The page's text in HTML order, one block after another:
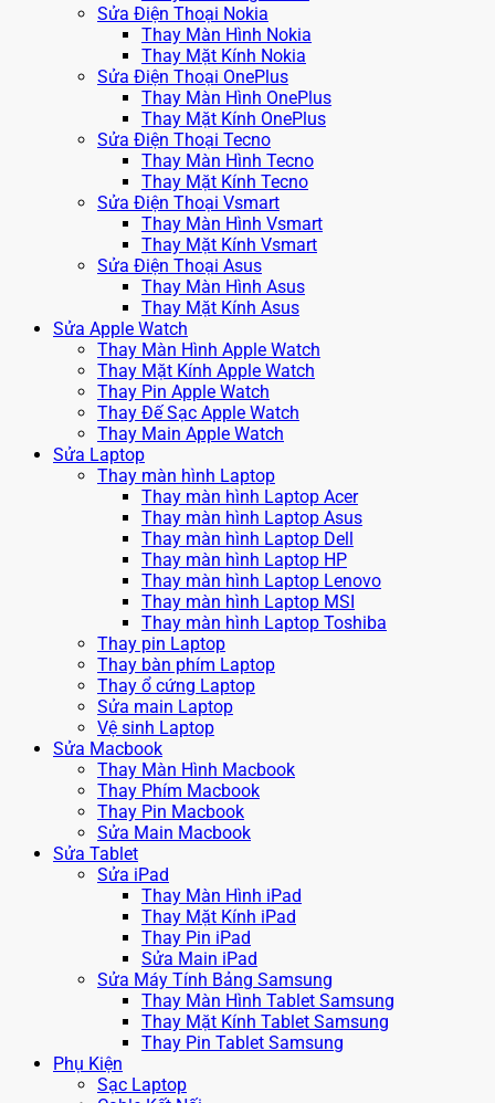
Sửa Điện Thoại Nokia
Thay Màn Hình Nokia
Thay Mặt Kính Nokia
Sửa Điện Thoại OnePlus
Thay Màn Hình OnePlus
Thay Mặt Kính OnePlus
Sửa Điện Thoại Tecno
Thay Màn Hình Tecno
Thay Mặt Kính Tecno
Sửa Điện Thoại Vsmart
Thay Màn Hình Vsmart
Thay Mặt Kính Vsmart
Sửa Điện Thoại Asus
Thay Màn Hình Asus
Thay Mặt Kính Asus
Sửa Apple Watch
Thay Màn Hình Apple Watch
Thay Mặt Kính Apple Watch
Thay Pin Apple Watch
Thay Đế Sạc Apple Watch
Thay Main Apple Watch
Sửa Laptop
Thay màn hình Laptop
Thay màn hình Laptop Acer
Thay màn hình Laptop Asus
Thay màn hình Laptop Dell
Thay màn hình Laptop HP
Thay màn hình Laptop Lenovo
Thay màn hình Laptop MSI
Thay màn hình Laptop Toshiba
Thay pin Laptop
Thay bàn phím Laptop
Thay ổ cứng Laptop
Sửa main Laptop
Vệ sinh Laptop
Sửa Macbook
Thay Màn Hình Macbook
Thay Phím Macbook
Thay Pin Macbook
Sửa Main Macbook
Sửa Tablet
Sửa iPad
Thay Màn Hình iPad
Thay Mặt Kính iPad
Thay Pin iPad
Sửa Main iPad
Sửa Máy Tính Bảng Samsung
Thay Màn Hình Tablet Samsung
Thay Mặt Kính Tablet Samsung
Thay Pin Tablet Samsung
Phụ Kiện
Sạc Laptop